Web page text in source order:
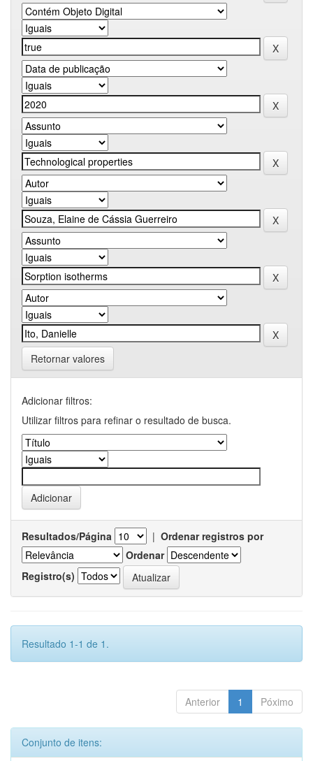
Retornar valores
Adicionar filtros:
Utilizar filtros para refinar o resultado de busca.
Resultados/Página | Ordenar registros por
Ordenar
Registro(s)
Resultado 1-1 de 1.
Anterior 1 Póximo
Conjunto de itens: